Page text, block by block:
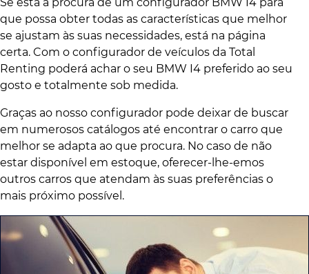
que possa obter todas as características que melhor
se ajustam às suas necessidades, está na página
certa. Com o configurador de veículos da Total
Renting poderá achar o seu BMW I4 preferido ao seu
gosto e totalmente sob medida.
Graças ao nosso configurador pode deixar de buscar
em numerosos catálogos até encontrar o carro que
melhor se adapta ao que procura. No caso de não
estar disponível em estoque, oferecer-lhe-emos
outros carros que atendam às suas preferências o
mais próximo possível.